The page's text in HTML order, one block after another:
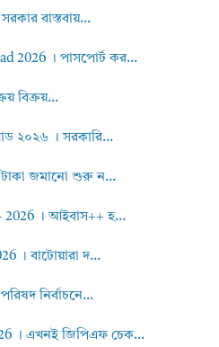
বাস্তবায়...
2026 । পাসপোর্ট কর...
বিক্রয়...
২০২৬ । সরকারি...
টাকা জমানো শুরু ন...
2026 । আইবাস++ হ...
। বাটোয়ারা দ...
নির্বাচনে...
। এখনই জিপিএফ চেক...